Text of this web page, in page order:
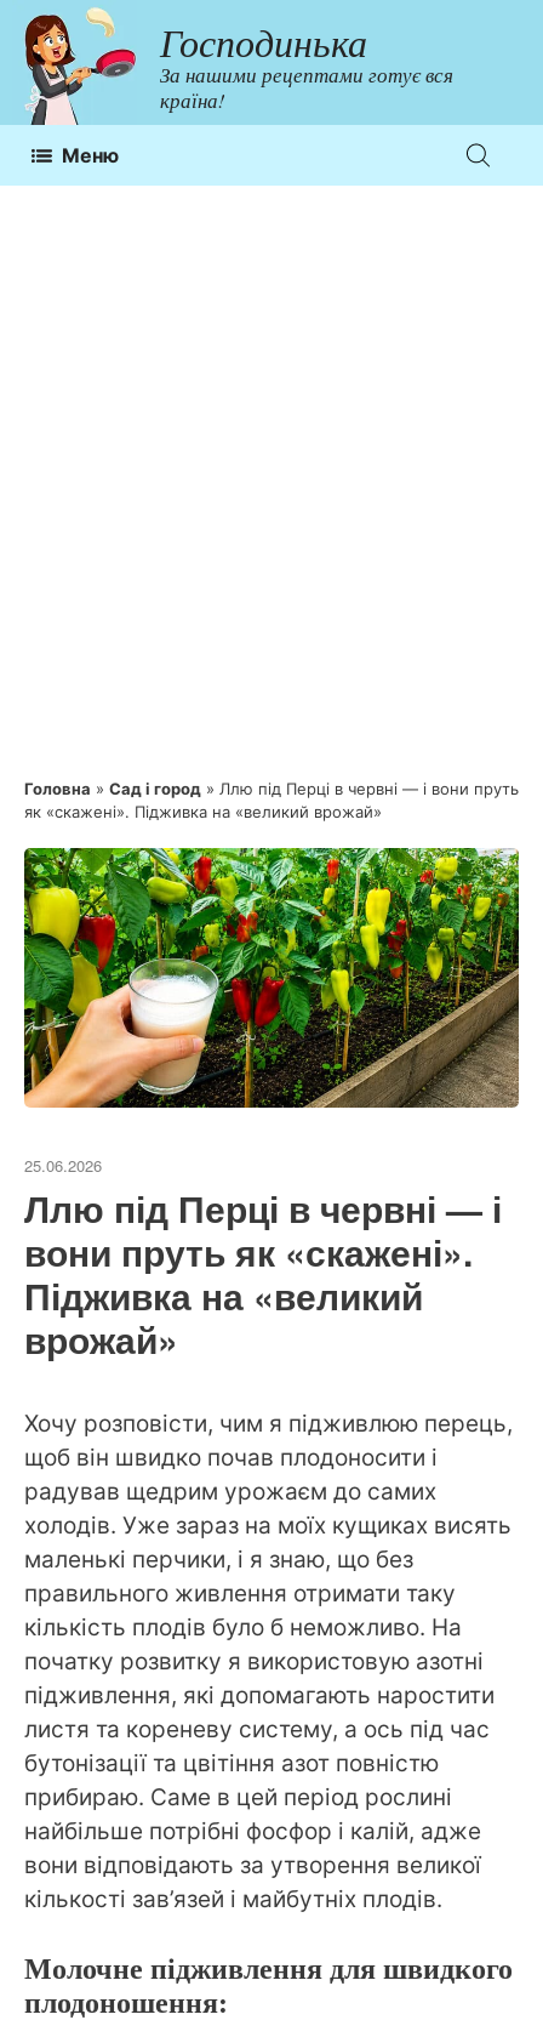
Перейти
до
контенту
Господинька
За нашими рецептами готує вся
країна!
Меню
Головна » Сад і город » Ллю під Перці в червні — і вони пруть
як «скажені». Підживка на «великий врожай»
25.06.2026
Ллю під Перці в червні — і
вони пруть як «скажені».
Підживка на «великий
врожай»
Хочу розповісти, чим я підживлюю перець,
щоб він швидко почав плодоносити і
радував щедрим урожаєм до самих
холодів. Уже зараз на моїх кущиках висять
маленькі перчики, і я знаю, що без
правильного живлення отримати таку
кількість плодів було б неможливо. На
початку розвитку я використовую азотні
підживлення, які допомагають наростити
листя та кореневу систему, а ось під час
бутонізації та цвітіння азот повністю
прибираю. Саме в цей період рослині
найбільше потрібні фосфор і калій, адже
вони відповідають за утворення великої
кількості зав’язей і майбутніх плодів.
Молочне підживлення для швидкого
плодоношення: